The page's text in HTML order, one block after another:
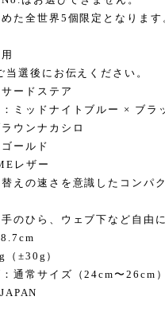
た全世界5個限定となります
選後にお伝えください。
ードステア
ミッドナイトブルー × ブラ
ウンナカシロ
ールド
レザー
えの速さを意識したコンパ
のひら、ウェブ下など自由
（±30g）
通常サイズ（24cm〜26cm）